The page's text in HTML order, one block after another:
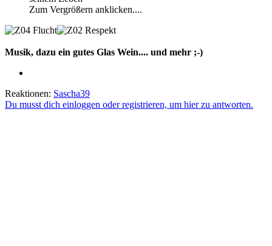
Zum Vergrößern anklicken....
Musik, dazu ein gutes Glas Wein.... und mehr ;-)
Reaktionen: Sascha39
Du musst dich einloggen oder registrieren, um hier zu antworten.